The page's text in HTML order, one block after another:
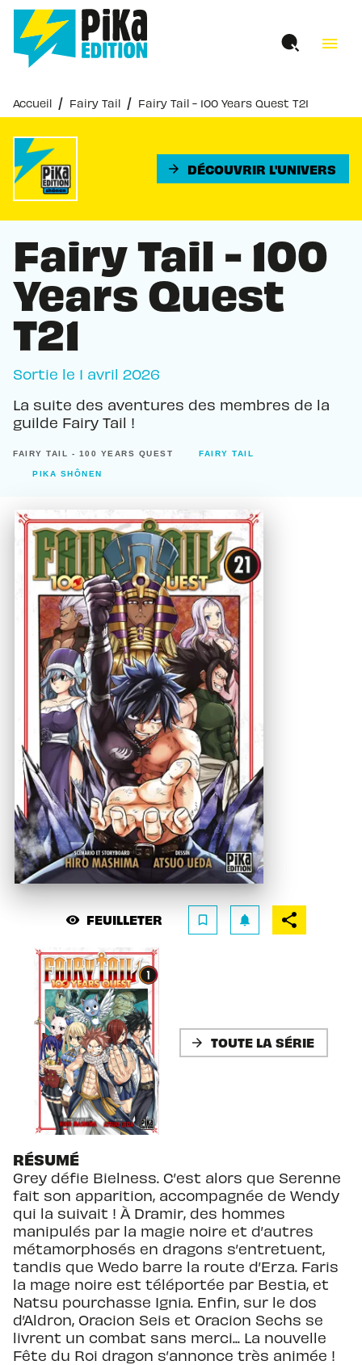
MENU RECHERCHE
PIED DE PAGE
menu
Accueil / Fairy Tail / Fairy Tail - 100 Years Quest T21
arrow_forward DÉCOUVRIR L'UNIVERS
Fairy Tail - 100
Years Quest
T21
Sortie le 1 avril 2026
La suite des aventures des membres de la
guilde Fairy Tail !
FAIRY TAIL - 100 YEARS QUEST FAIRY TAIL
PIKA SHÔNEN
visibility FEUILLETER bookmark_border notifications
arrow_forward TOUTE LA SÉRIE
RÉSUMÉ
Grey défie Bielness. C’est alors que Serenne
fait son apparition, accompagnée de Wendy
qui la suivait ! À Dramir, des hommes
manipulés par la magie noire et d’autres
métamorphosés en dragons s’entretuent,
tandis que Wedo barre la route d’Erza. Faris
la mage noire est téléportée par Bestia, et
Natsu pourchasse Ignia. Enfin, sur le dos
d’Aldron, Oracion Seis et Oracion Sechs se
livrent un combat sans merci... La nouvelle
Fête du Roi dragon s’annonce très animée !